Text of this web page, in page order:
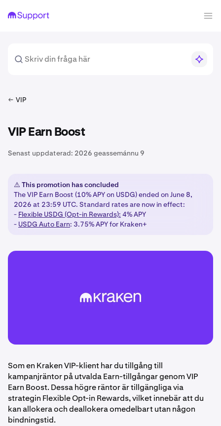
VIP
VIP Earn Boost
Senast uppdaterad: 2026 geassemánnu 9
⚠️ This promotion has concluded
The VIP Earn Boost (10% APY on USDG) ended on June 8,
2026 at 23:59 UTC. Standard rates are now in effect:
- Flexible USDG (Opt-in Rewards): 4% APY
- USDG Auto Earn: 3.75% APY for Kraken+
Som en Kraken VIP-klient har du tillgång till
kampanjräntor på utvalda Earn-tillgångar genom VIP
Earn Boost. Dessa högre räntor är tillgängliga via
strategin Flexible Opt-in Rewards, vilket innebär att du
kan allokera och deallokera omedelbart utan någon
bindningstid.